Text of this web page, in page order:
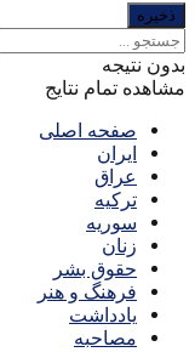
بدون نتیجه
مشاهده تمام نتایج
صفحه اصلی
ایران
عراق
ترکیه
سوریه
زنان
حقوق بشر
فرهنگ و هنر
یادداشت
مصاحبه